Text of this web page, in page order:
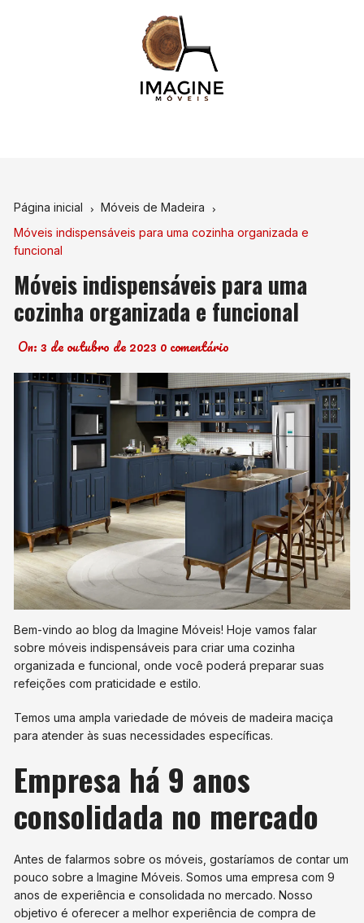
Página inicial
Móveis de Madeira
Móveis indispensáveis para uma cozinha organizada e
funcional
Móveis indispensáveis para uma
cozinha organizada e funcional
On:3 de outubro de 2023 0 comentário
Bem-vindo ao blog da Imagine Móveis! Hoje vamos falar
sobre móveis indispensáveis para criar uma cozinha
organizada e funcional, onde você poderá preparar suas
refeições com praticidade e estilo.
Temos uma ampla variedade de móveis de madeira maciça
para atender às suas necessidades específicas.
Empresa há 9 anos
consolidada no mercado
Antes de falarmos sobre os móveis, gostaríamos de contar um
pouco sobre a Imagine Móveis. Somos uma empresa com 9
anos de experiência e consolidada no mercado. Nosso
objetivo é oferecer a melhor experiência de compra de